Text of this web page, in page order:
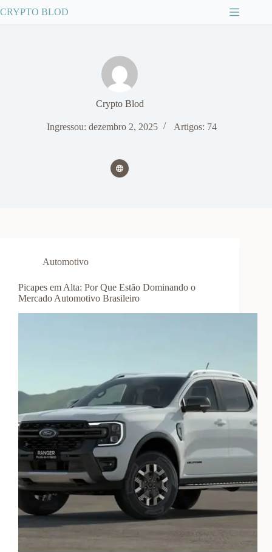
para
CRYPTO BLOD
Crypto Blod
Ingressou: dezembro 2, 2025 Artigos: 74
Automotivo
Picapes em Alta: Por Que Estão Dominando o
Mercado Automotivo Brasileiro